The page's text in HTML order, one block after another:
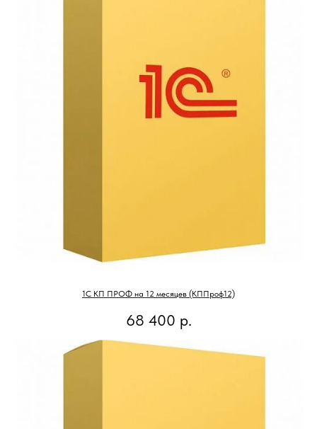
1С КП ПРОФ на 12 месяцев (КППроф12)
68 400 р.